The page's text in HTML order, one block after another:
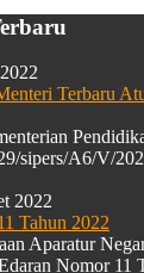
Terbaru
sipers/A6/V/
2022
Tahun 2022
Aparatur
Nomor 11